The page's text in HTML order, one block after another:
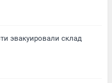
эвакуировали склад